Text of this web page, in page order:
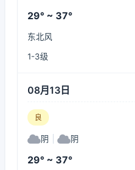
29° ~ 37°
东北风
1-3级
08月13日
良
阴 阴
29° ~ 37°